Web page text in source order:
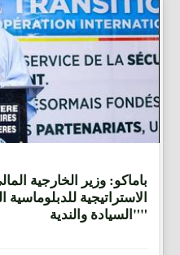
باماكو: وزير الخارجية
الاستراتيجية للدبلوماسية
"السيادة والندية"